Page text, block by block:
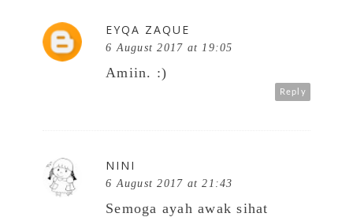
EYQA ZAQUE
6 August 2017 at 19:05
Amiin. :)
Reply
NINI
6 August 2017 at 21:43
Semoga ayah awak sihat